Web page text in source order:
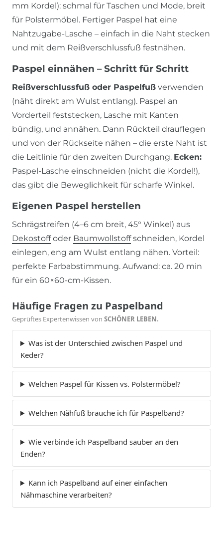
mm Kordel): schmal für Taschen und Mode, breit
für Polstermöbel. Fertiger Paspel hat eine
Nahtzugabe-Lasche – einfach in die Naht stecken
und mit dem Reißverschlussfuß festnähen.
Paspel einnähen – Schritt für Schritt
Reißverschlussfuß oder Paspelfuß verwenden
(näht direkt am Wulst entlang). Paspel an
Vorderteil feststecken, Lasche mit Kanten
bündig, und annähen. Dann Rückteil drauflegen
und von der Rückseite nähen – die erste Naht ist
die Leitlinie für den zweiten Durchgang. Ecken:
Paspel-Lasche einschneiden (nicht die Kordel!),
das gibt die Beweglichkeit für scharfe Winkel.
Eigenen Paspel herstellen
Schrägstreifen (4–6 cm breit, 45° Winkel) aus
Dekostoffoder Baumwollstoffschneiden, Kordel
einlegen, eng am Wulst entlang nähen. Vorteil:
perfekte Farbabstimmung. Aufwand: ca. 20 min
für ein 60×60-cm-Kissen.
Häufige Fragen zu Paspelband
Geprüftes Expertenwissen von SCHÖNER LEBEN.
Was ist der Unterschied zwischen Paspel und
Keder?
Welchen Paspel für Kissen vs. Polstermöbel?
Welchen Nähfuß brauche ich für Paspelband?
Wie verbinde ich Paspelband sauber an den
Enden?
Kann ich Paspelband auf einer einfachen
Nähmaschine verarbeiten?